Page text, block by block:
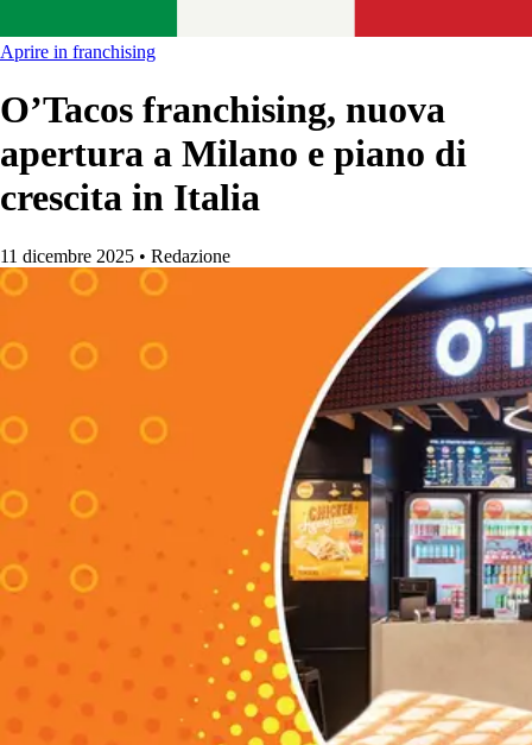
Aprire in franchising
O’Tacos franchising, nuova
apertura a Milano e piano di
crescita in Italia
11 dicembre 2025 • Redazione